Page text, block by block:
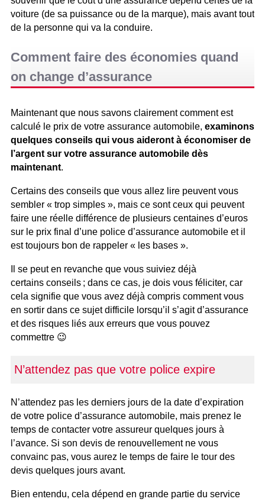
voiture (de sa puissance ou de la marque), mais avant tout
de la personne qui va la conduire.
Comment faire des économies quand
on change d’assurance
Maintenant que nous savons clairement comment est
calculé le prix de votre assurance automobile, examinons
quelques conseils qui vous aideront à économiser de
l’argent sur votre assurance automobile dès
maintenant.
Certains des conseils que vous allez lire peuvent vous
sembler « trop simples », mais ce sont ceux qui peuvent
faire une réelle différence de plusieurs centaines d’euros
sur le prix final d’une police d’assurance automobile et il
est toujours bon de rappeler « les bases ».
Il se peut en revanche que vous suiviez déjà
certains conseils ; dans ce cas, je dois vous féliciter, car
cela signifie que vous avez déjà compris comment vous
en sortir dans ce sujet difficile lorsqu’il s’agit d’assurance
et des risques liés aux erreurs que vous pouvez
commettre 😉
N’attendez pas que votre police expire
N’attendez pas les derniers jours de la date d’expiration
de votre police d’assurance automobile, mais prenez le
temps de contacter votre assureur quelques jours à
l’avance. Si son devis de renouvellement ne vous
convainc pas, vous aurez le temps de faire le tour des
devis quelques jours avant.
Bien entendu, cela dépend en grande partie du service